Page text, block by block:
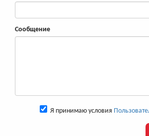
Сообщение
Я принимаю условия